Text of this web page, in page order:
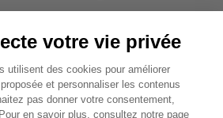
cross non homologuée,
ne concerne que la garantie
. Si vous souhaitez vous
ce titre, vous pouvez alors